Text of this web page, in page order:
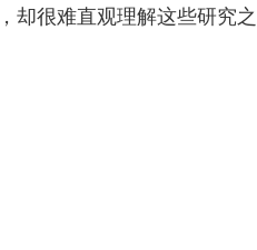
却很难直观理解这些研究之
，从而逐渐形成一个研究
被快速识别。